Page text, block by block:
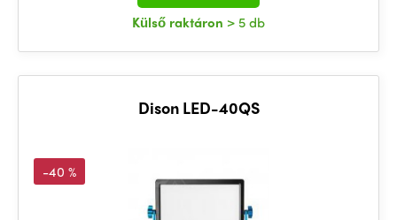
Külső raktáron > 5 db
Dison LED-40QS
-40 %